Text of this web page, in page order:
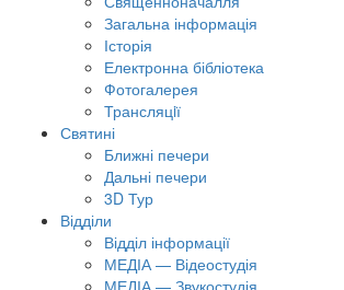
Загальна інформація
Історія
Електронна бібліотека
Фотогалерея
Трансляцiї
Святині
Ближні печери
Дальні печери
3D Тур
Відділи
Відділ інформації
МЕДІА — Відеостудія
МЕДІА — Звукостудія